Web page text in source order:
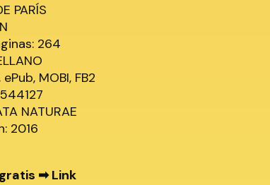
PARÍS
264
MOBI, FB2
NATURAE
2016
➡Link